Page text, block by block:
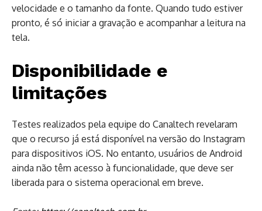
velocidade e o tamanho da fonte. Quando tudo estiver
pronto, é só iniciar a gravação e acompanhar a leitura na
tela.
Disponibilidade e
limitações
Testes realizados pela equipe do Canaltech revelaram
que o recurso já está disponível na versão do Instagram
para dispositivos iOS. No entanto, usuários de Android
ainda não têm acesso à funcionalidade, que deve ser
liberada para o sistema operacional em breve.